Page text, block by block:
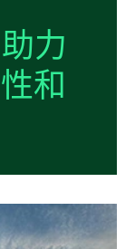
助力
和